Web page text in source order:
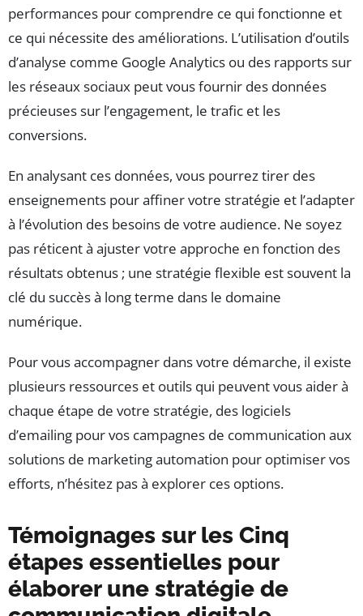
performances pour comprendre ce qui fonctionne et
ce qui nécessite des améliorations. L’utilisation d’outils
d’analyse comme Google Analytics ou des rapports sur
les réseaux sociaux peut vous fournir des données
précieuses sur l’engagement, le trafic et les
conversions.
En analysant ces données, vous pourrez tirer des
enseignements pour affiner votre stratégie et l’adapter
à l’évolution des besoins de votre audience. Ne soyez
pas réticent à ajuster votre approche en fonction des
résultats obtenus ; une stratégie flexible est souvent la
clé du succès à long terme dans le domaine
numérique.
Pour vous accompagner dans votre démarche, il existe
plusieurs ressources et outils qui peuvent vous aider à
chaque étape de votre stratégie, des logiciels
d’emailing pour vos campagnes de communication aux
solutions de marketing automation pour optimiser vos
efforts, n’hésitez pas à explorer ces options.
Témoignages sur les Cinq
étapes essentielles pour
élaborer une stratégie de